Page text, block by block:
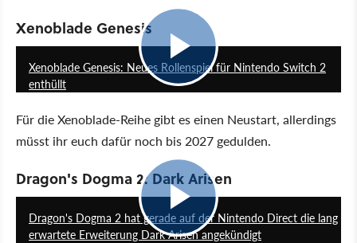
Xenoblade Genesis
Xenoblade Genesis: Neues Rollenspiel für Nintendo Switch 2
enthüllt
Für die Xenoblade-Reihe gibt es einen Neustart, allerdings
müsst ihr euch dafür noch bis 2027 gedulden.
Dragon's Dogma 2: Dark Arisen
Dragon's Dogma 2 hat gerade auf der Nintendo Direct die lang
erwartete Erweiterung Dark Arisen angekündigt